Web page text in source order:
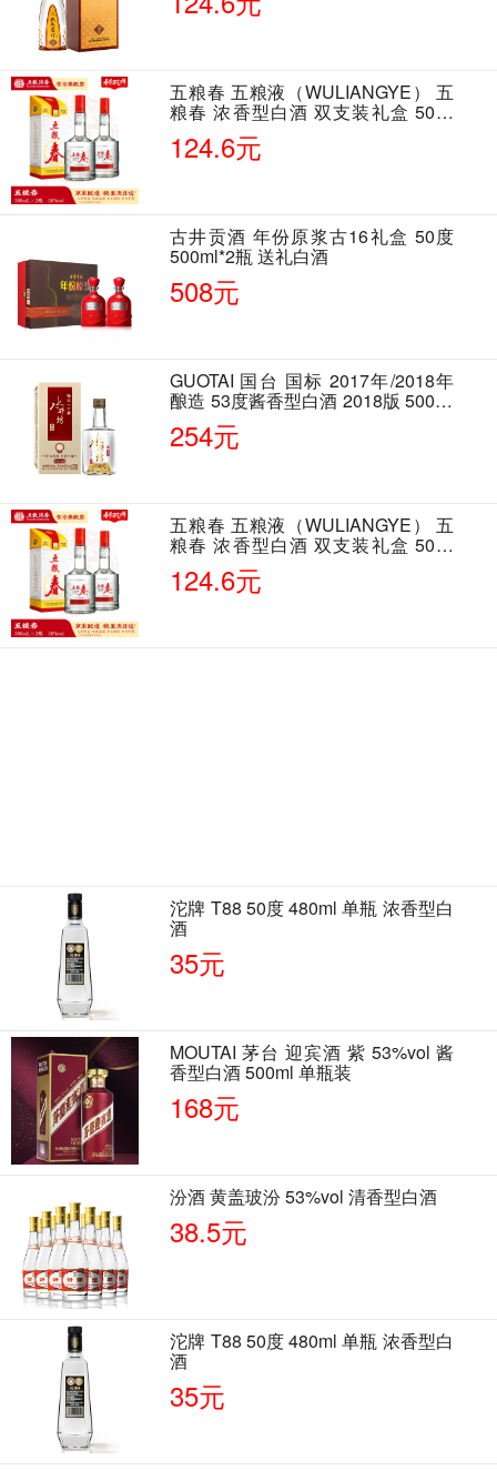
五粮春 五粮液（WULIANGYE） 五
粮春 浓香型白酒 双支装礼盒 50度
500ml*2瓶 含酒具
124.6元
古井贡酒 年份原浆古16礼盒 50度
500ml*2瓶 送礼白酒
508元
GUOTAI 国台 国标 2017年/2018年
酿造 53度酱香型白酒 2018版 500ml
单瓶装
254元
五粮春 五粮液（WULIANGYE） 五
粮春 浓香型白酒 双支装礼盒 50度
500ml*2瓶 含酒具
124.6元
沱牌 T88 50度 480ml 单瓶 浓香型白
酒
35元
MOUTAI 茅台 迎宾酒 紫 53%vol 酱
香型白酒 500ml 单瓶装
168元
汾酒 黄盖玻汾 53%vol 清香型白酒
38.5元
沱牌 T88 50度 480ml 单瓶 浓香型白
酒
35元